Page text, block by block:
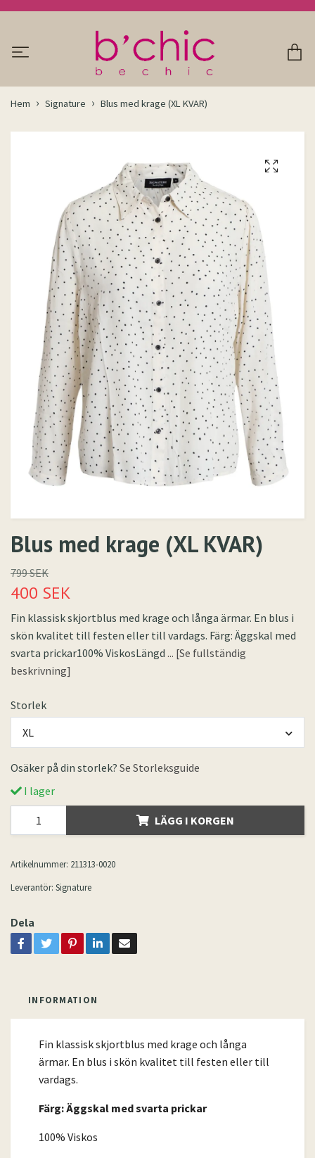
Hem Signature Blus med krage (XL KVAR)
Blus med krage (XL KVAR)
799 SEK
400 SEK
Fin klassisk skjortblus med krage och långa ärmar. En blus i
skön kvalitet till festen eller till vardags. Färg: Äggskal med
svarta prickar100% ViskosLängd ... [Se fullständig
beskrivning]
Storlek
XL
Osäker på din storlek? Se Storleksguide
I lager
LÄGG I KORGEN
Artikelnummer: 211313-0020
Leverantör: Signature
Dela
INFORMATION
Fin klassisk skjortblus med krage och långa
ärmar. En blus i skön kvalitet till festen eller till
vardags.
Färg: Äggskal med svarta prickar
100% Viskos